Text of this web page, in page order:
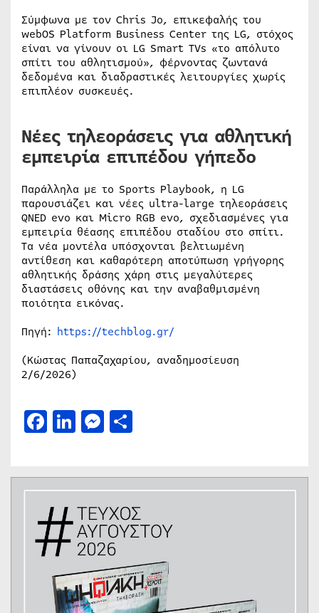
Σύμφωνα με τον Chris Jo, επικεφαλής του
webOS Platform Business Center της LG, στόχος
είναι να γίνουν οι LG Smart TVs «το απόλυτο
σπίτι του αθλητισμού», φέρνοντας ζωντανά
δεδομένα και διαδραστικές λειτουργίες χωρίς
επιπλέον συσκευές.
Νέες τηλεοράσεις για αθλητική
εμπειρία επιπέδου γήπεδο
Παράλληλα με το Sports Playbook, η LG
παρουσιάζει και νέες ultra-large τηλεοράσεις
QNED evo και Micro RGB evo, σχεδιασμένες για
εμπειρία θέασης επιπέδου σταδίου στο σπίτι.
Τα νέα μοντέλα υπόσχονται βελτιωμένη
αντίθεση και καθαρότερη αποτύπωση γρήγορης
αθλητικής δράσης χάρη στις μεγαλύτερες
διαστάσεις οθόνης και την αναβαθμισμένη
ποιότητα εικόνας.
Πηγή: https://techblog.gr/
(Κώστας Παπαζαχαρίου, αναδημοσίευση
2/6/2026)
Facebook
LinkedIn
Messenger